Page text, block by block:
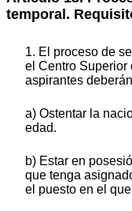
temporal.
1. El proceso de
el Centro Superior
aspirantes
a) Ostentar la
edad.
b) Estar en
que tenga
el puesto en el